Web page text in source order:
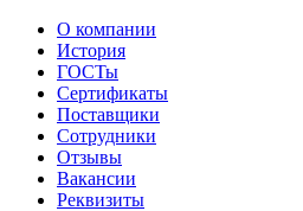
О компании
История
ГОСТы
Сертификаты
Поставщики
Сотрудники
Отзывы
Вакансии
Реквизиты